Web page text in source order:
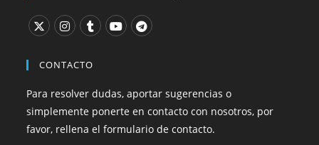
CONTACTO
Para resolver dudas, aportar sugerencias o
simplemente ponerte en contacto con nosotros, por
favor, rellena el formulario de contacto.